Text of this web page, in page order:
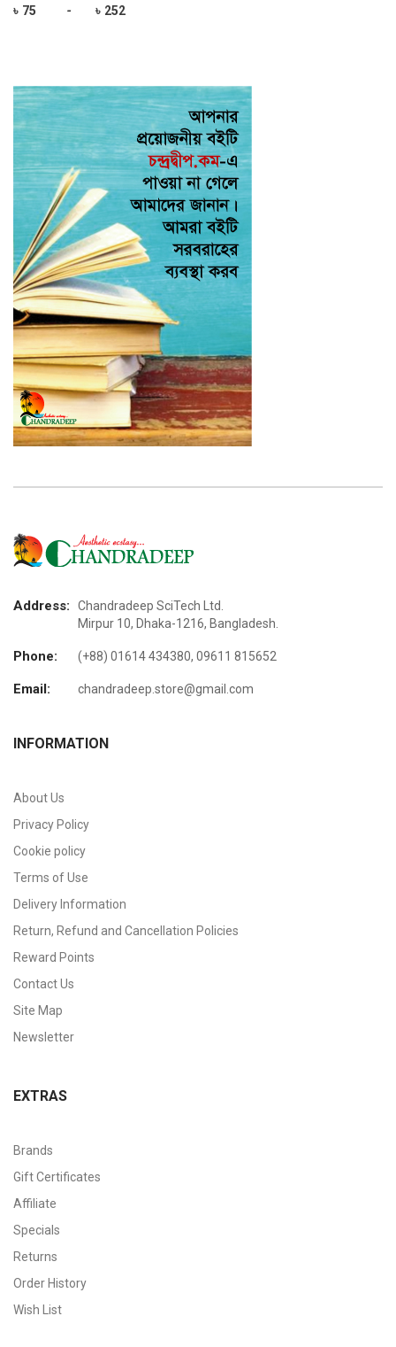
৳ - ৳
Address:
Chandradeep SciTech Ltd.
Mirpur 10, Dhaka-1216, Bangladesh.
Phone: (+88) 01614 434380, 09611 815652
Email: chandradeep.store@gmail.com
INFORMATION
About Us
Privacy Policy
Cookie policy
Terms of Use
Delivery Information
Return, Refund and Cancellation Policies
Reward Points
Contact Us
Site Map
Newsletter
EXTRAS
Brands
Gift Certificates
Affiliate
Specials
Returns
Order History
Wish List